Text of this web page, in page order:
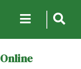
Online